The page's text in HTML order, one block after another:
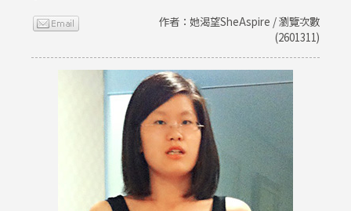
作者：她渴望SheAspire / 瀏覽次數
(2601311)